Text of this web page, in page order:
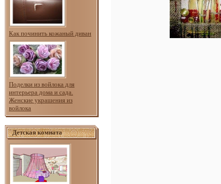
Как починить кожаный диван
Поделки из войлока для
интерьера дома и сада.
Женские украшения из
войлока
Детская комната